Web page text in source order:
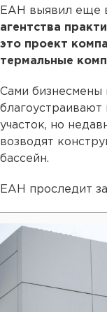
ЕАН выявил еще
агентства
это проект
термальные
Сами бизнесмены
участок, но
возводят
бассейн.
ЕАН проследит